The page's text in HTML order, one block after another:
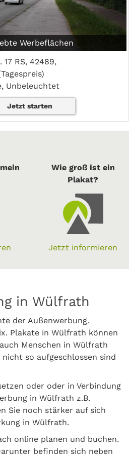
Werbeflächen
RS, 42489,
Unbeleuchtet
Jetzt starten
Wie groß ist ein
Plakat?
Jetzt informieren
in Wülfrath
der Außenwerbung.
Plakate in Wülfrath können
Menschen in Wülfrath
so aufgeschlossen sind
oder oder in Verbindung
in Wülfrath z.B.
Sie noch stärker auf sich
in Wülfrath.
online planen und buchen.
befinden sich neben